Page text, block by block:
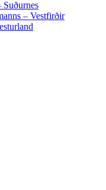
Suðurnes
– Vestfirðir